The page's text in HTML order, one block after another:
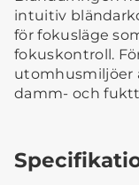
intuitiv
för fokusläge
fokuskontroll.
utomhusmiljöer
damm- och